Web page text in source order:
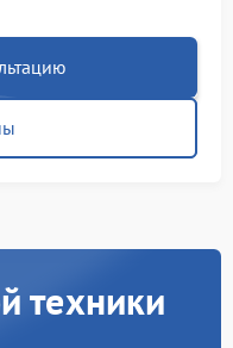
техники